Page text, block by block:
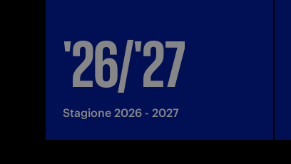
'26/'27
Stagione 2026 - 2027